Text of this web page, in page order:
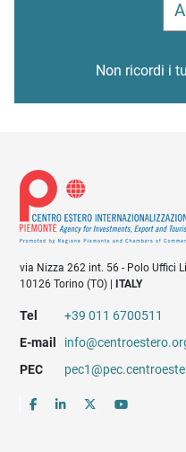
Non ricordi i
via Nizza 262 int. 56 - Polo Uffici
10126 Torino (TO) |
ITALY
Tel
+39 011 6700511
E-mail
PEC